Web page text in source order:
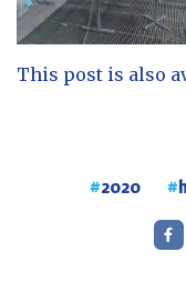
This post is also
2020